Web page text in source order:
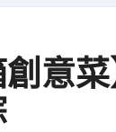
創意